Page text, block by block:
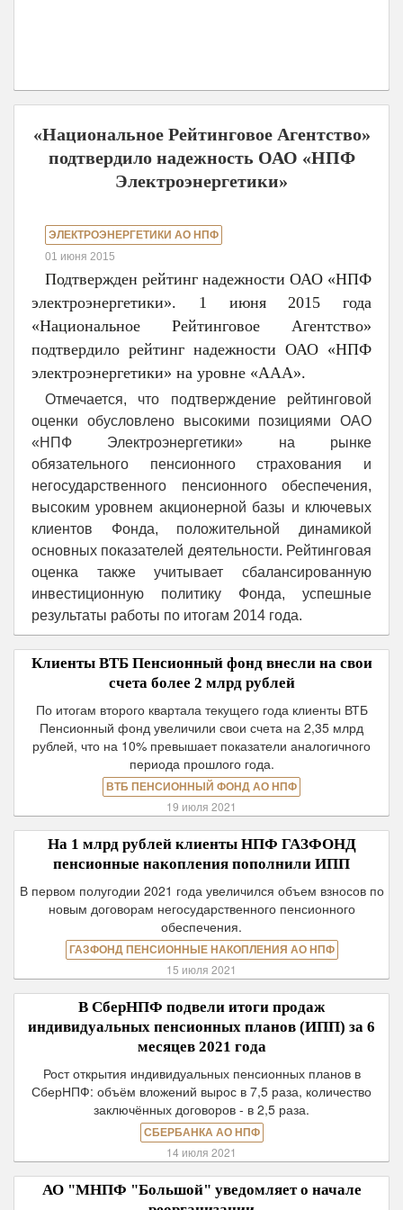
«Национальное Рейтинговое Агентство»
подтвердило надежность ОАО «НПФ
Электроэнергетики»
ЭЛЕКТРОЭНЕРГЕТИКИ АО НПФ
01 июня 2015
Подтвержден рейтинг надежности ОАО «НПФ
электроэнергетики». 1 июня 2015 года
«Национальное Рейтинговое Агентство»
подтвердило рейтинг надежности ОАО «НПФ
электроэнергетики» на уровне «ААА».
Отмечается, что подтверждение рейтинговой
оценки обусловлено высокими позициями ОАО
«НПФ Электроэнергетики» на рынке
обязательного пенсионного страхования и
негосударственного пенсионного обеспечения,
высоким уровнем акционерной базы и ключевых
клиентов Фонда, положительной динамикой
основных показателей деятельности. Рейтинговая
оценка также учитывает сбалансированную
инвестиционную политику Фонда, успешные
результаты работы по итогам 2014 года.
Клиенты ВТБ Пенсионный фонд внесли на свои
счета более 2 млрд рублей
По итогам второго квартала текущего года клиенты ВТБ
Пенсионный фонд увеличили свои счета на 2,35 млрд
рублей, что на 10% превышает показатели аналогичного
периода прошлого года.
ВТБ ПЕНСИОННЫЙ ФОНД АО НПФ
19 июля 2021
На 1 млрд рублей клиенты НПФ ГАЗФОНД
пенсионные накопления пополнили ИПП
В первом полугодии 2021 года увеличился объем взносов по
новым договорам негосударственного пенсионного
обеспечения.
ГАЗФОНД ПЕНСИОННЫЕ НАКОПЛЕНИЯ АО НПФ
15 июля 2021
В СберНПФ подвели итоги продаж
индивидуальных пенсионных планов (ИПП) за 6
месяцев 2021 года
Рост открытия индивидуальных пенсионных планов в
СберНПФ: объём вложений вырос в 7,5 раза, количество
заключённых договоров - в 2,5 раза.
СБЕРБАНКА АО НПФ
14 июля 2021
АО "МНПФ "Большой" уведомляет о начале